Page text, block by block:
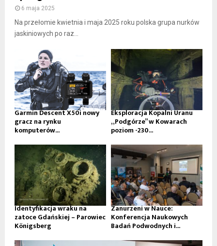
6 maja 2025
Na przełomie kwietnia i maja 2025 roku polska grupa nurków
jaskiniowych po raz...
Garmin Descent X50i nowy
gracz na rynku
komputerów...
Eksploracja Kopalni Uranu
„Podgórze” w Kowarach
poziom -230...
Identyfikacja wraku na
zatoce Gdańskiej – Parowiec
Königsberg
Zanurzeni w Nauce:
Konferencja Naukowych
Badań Podwodnych i...